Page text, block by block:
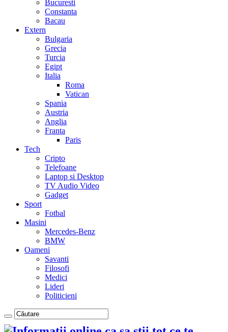
Bucuresti
Constanta
Bacau
Extern
Bulgaria
Grecia
Turcia
Egipt
Italia
Roma
Vatican
Spania
Austria
Anglia
Franta
Paris
Tech
Cripto
Telefoane
Laptop si Desktop
TV Audio Video
Gadget
Sport
Fotbal
Masini
Mercedes-Benz
BMW
Oameni
Savanti
Filosofi
Medici
Lideri
Politicieni